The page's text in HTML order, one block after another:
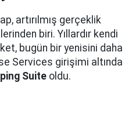
artırılmış gerçeklik
biri. Yıllardır kendi
bugün bir yenisini daha
Services girişimi altında
Suite oldu.